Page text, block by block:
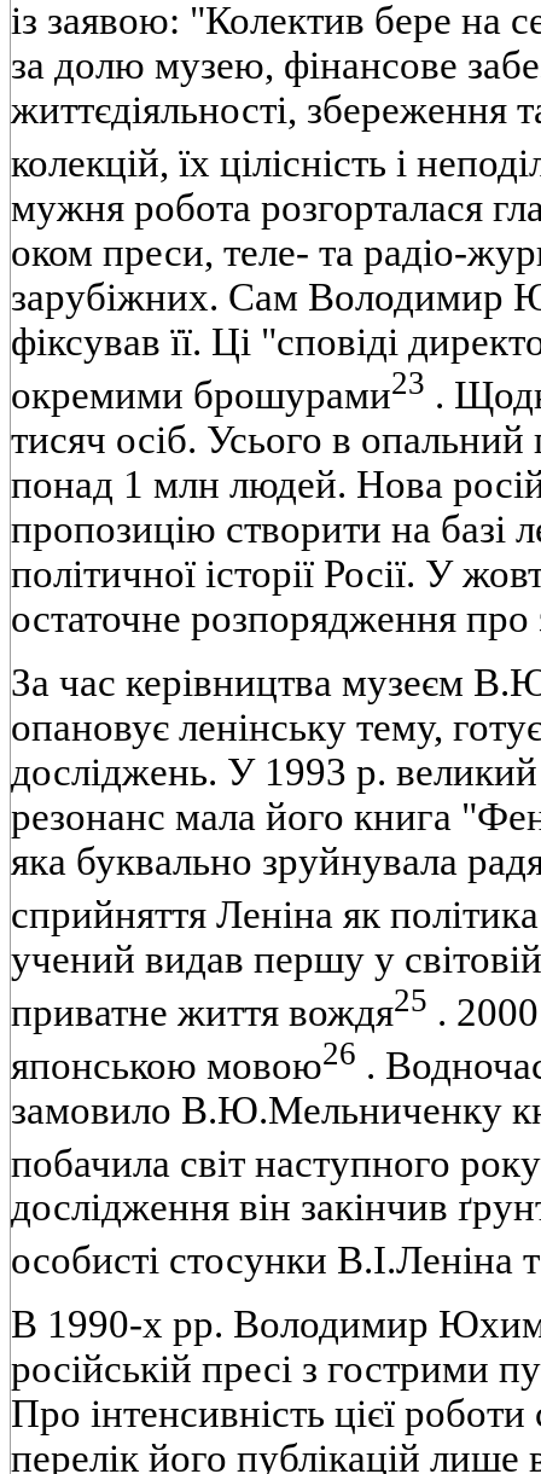
iз заявою: "Колектив бере на
за долю музею, фiнансове
життєдiяльностi, збереження
колекцiй, їх цiлiснiсть i
мужня робота розгорталася
оком преси, теле- та радiо-
зарубiжних. Сам Володимир
фiксував її. Цi "сповiдi
окремими брошурами23 .
тисяч осiб. Усього в
понад 1 млн людей. Нова
пропозицiю створити на базi
полiтичної iсторiї Росiї. У
остаточне розпорядження
За час керiвництва музеєм
опановує ленiнську тему,
дослiджень. У 1993 р.
резонанс мала його книга
яка буквально зруйнувала
сприйняття Ленiна як
учений видав першу у
приватне життя вождя25 .
японською мовою26 .
замовило В.Ю.Мельниченку
побачила свiт наступного року
дослiдження вiн закiнчив
особистi стосунки В.I.Ленiна
В 1990-х pp. Володимир
росiйськiй пресi з гострими
Про iнтенсивнiсть цiєї
перелiк його публiкацiй лише